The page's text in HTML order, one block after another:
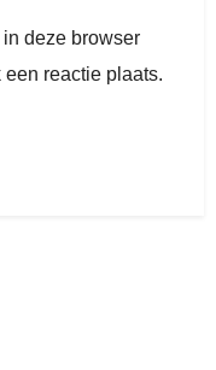
deze browser
reactie plaats.